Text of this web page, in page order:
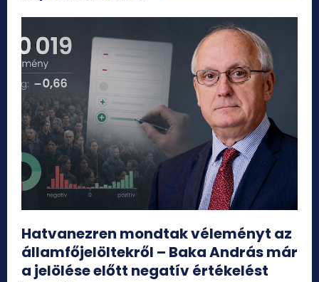
Hatvanezren mondtak véleményt az
államfőjelöltekről – Baka András már
a jelölése előtt negatív értékelést